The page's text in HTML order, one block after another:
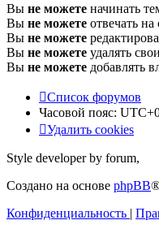
Вы не можете начинать
Вы не можете отвечать
Вы не можете
Вы не можете удалять
Вы не можете добавлять
Список форумов
Часовой пояс:
Удалить cookies
Style developer by forum,
Создано на основе phpBB
Конфиденциальность |